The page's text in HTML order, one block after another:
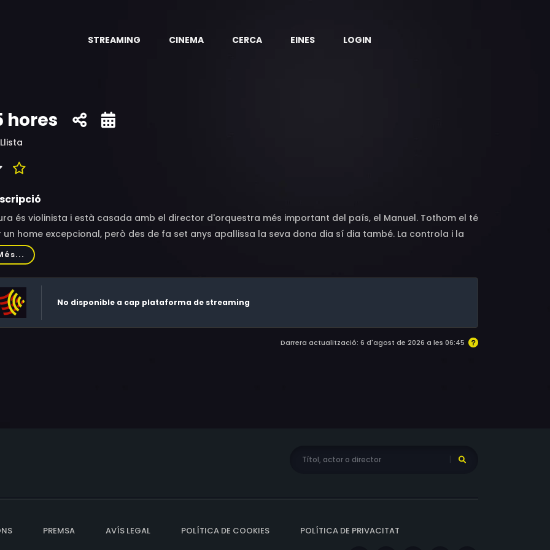
STREAMING CINEMA CERCA EINES LOGIN
hores
Llista
és violinista i està casada amb el director d'orquestra més important del país, el Manuel. Tothom el té
un home excepcional, però des de fa set anys apallissa la seva dona dia sí dia també. La controla i la
fins al punt que la noia ha hagut de deixar de tocar. L'Aura ja no pot més i està decidida a
ajuda i sortir de l'infern en què es troba atrapada.
No disponible a cap plataforma de streaming
Darrera actualització: 6 d'agost de 2026 a les 06:45
PREMSA AVÍS LEGAL POLÍTICA DE COOKIES POLÍTICA DE PRIVACITAT